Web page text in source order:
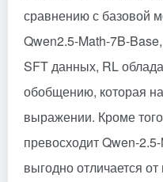
сравнению с базовой
Qwen2.5-Math-7B-
SFT данных, RL
обобщению, которая
выражении. Кроме
превосходит Qwen-
выгодно отличается